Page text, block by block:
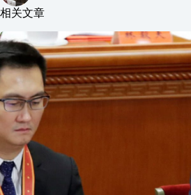
相关文章